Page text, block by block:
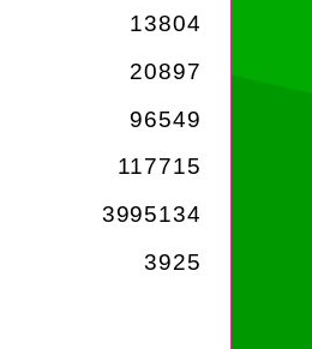
13804
20897
96549
117715
3995134
3925